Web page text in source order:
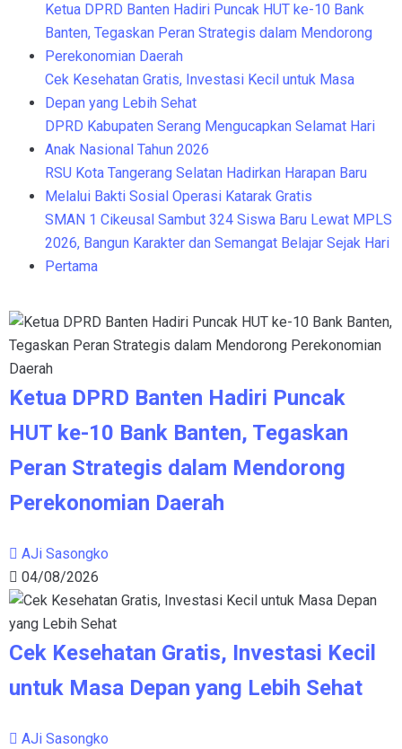
Ketua DPRD Banten Hadiri Puncak HUT ke-10 Bank
Banten, Tegaskan Peran Strategis dalam Mendorong
Perekonomian Daerah
Cek Kesehatan Gratis, Investasi Kecil untuk Masa
Depan yang Lebih Sehat
DPRD Kabupaten Serang Mengucapkan Selamat Hari
Anak Nasional Tahun 2026
RSU Kota Tangerang Selatan Hadirkan Harapan Baru
Melalui Bakti Sosial Operasi Katarak Gratis
SMAN 1 Cikeusal Sambut 324 Siswa Baru Lewat MPLS
2026, Bangun Karakter dan Semangat Belajar Sejak Hari
Pertama
Ketua DPRD Banten Hadiri Puncak
HUT ke-10 Bank Banten, Tegaskan
Peran Strategis dalam Mendorong
Perekonomian Daerah
AJi Sasongko
04/08/2026
Cek Kesehatan Gratis, Investasi Kecil
untuk Masa Depan yang Lebih Sehat
AJi Sasongko